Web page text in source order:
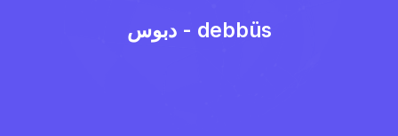
دبوس - debbüs